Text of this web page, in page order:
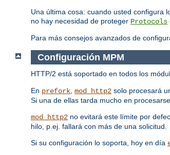
Una última cosa: cuando usted configura
no hay necesidad de proteger Protocols
Para más consejos avanzados de
Configuración MPM
HTTP/2 está soportado en todos los
En prefork, mod_http2 solo procesará
Si una de ellas tarda mucho en
mod_http2 no evitará este límite por
hilo, p.ej. fallará con más de una solicitud.
Si su configuración lo soporta, hoy en día